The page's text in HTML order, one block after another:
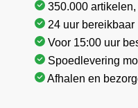
350.000
24 uur bereikbaar
Voor 15:00 uur
Spoedlevering
Afhalen en